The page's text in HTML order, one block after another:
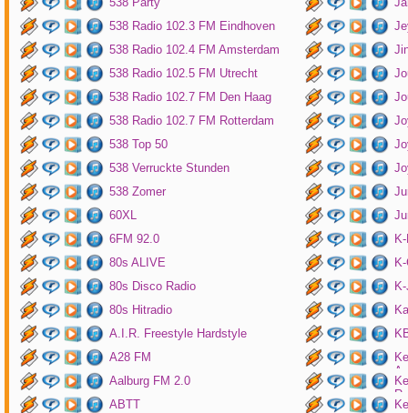
538 Radio 102.3 FM Eindhoven
538 Radio 102.4 FM Amsterdam
538 Radio 102.5 FM Utrecht
538 Radio 102.7 FM Den Haag
538 Radio 102.7 FM Rotterdam
538 Top 50
538 Verruckte Stunden
538 Zomer
60XL
6FM 92.0
80s ALIVE
80s Disco Radio
80s Hitradio
A.I.R. Freestyle Hardstyle
A28 FM
Aalburg FM 2.0
ABTT